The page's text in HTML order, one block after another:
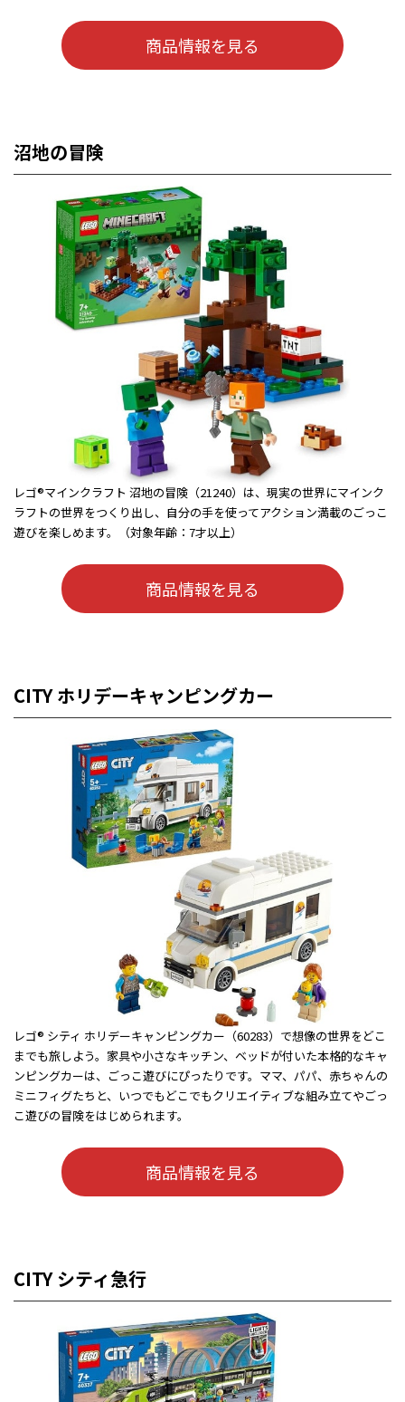
商品情報を見る
沼地の冒険
レゴ®マインクラフト 沼地の冒険（21240）は、現実の世界にマインク
ラフトの世界をつくり出し、自分の手を使ってアクション満載のごっこ
遊びを楽しめます。（対象年齢：7才以上）
商品情報を見る
CITY ホリデーキャンピングカー
レゴ® シティ ホリデーキャンピングカー（60283）で想像の世界をどこ
までも旅しよう。家具や小さなキッチン、ベッドが付いた本格的なキャ
ンピングカーは、ごっこ遊びにぴったりです。ママ、パパ、赤ちゃんの
ミニフィグたちと、いつでもどこでもクリエイティブな組み立てやごっ
こ遊びの冒険をはじめられます。
商品情報を見る
CITY シティ急行